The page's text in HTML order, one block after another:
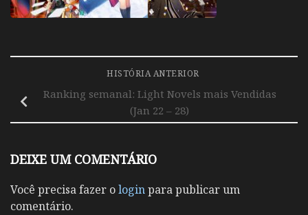
HISTÓRIA ANTERIOR
Ranking semanal: Light Novels mais Vendidas
(Jan 22 – 28)
DEIXE UM COMENTÁRIO
Você precisa fazer ologinpara publicar um
comentário.